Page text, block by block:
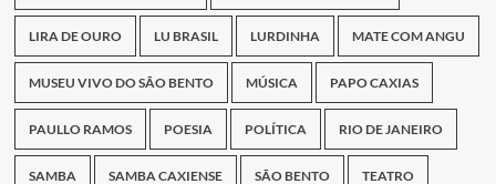
LIRA DE OURO LU BRASIL LURDINHA MATE COM ANGU
MUSEU VIVO DO SÃO BENTO MÚSICA PAPO CAXIAS
PAULLO RAMOS POESIA POLÍTICA RIO DE JANEIRO
SAMBA SAMBA CAXIENSE SÃO BENTO TEATRO